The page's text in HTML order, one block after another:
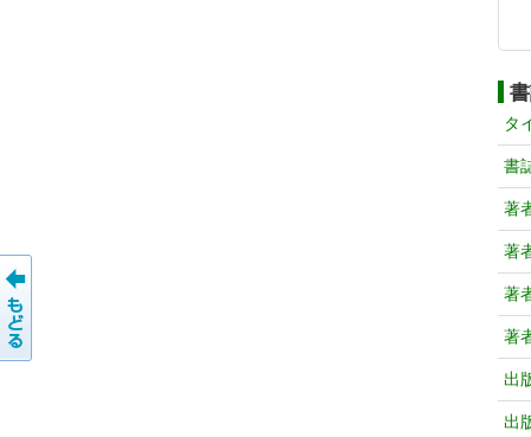
タ
書
著
著
著
著
出
出